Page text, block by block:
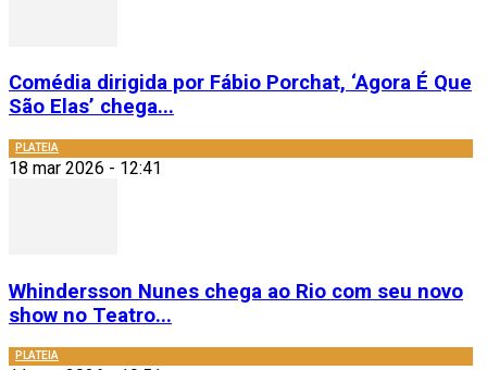
Comédia dirigida por Fábio Porchat, ‘Agora É Que
São Elas’ chega...
PLATEIA
18 mar 2026 - 12:41
Whindersson Nunes chega ao Rio com seu novo
show no Teatro...
PLATEIA